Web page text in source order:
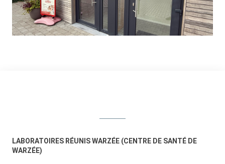
LABORATOIRES RÉUNIS WARZÉE (CENTRE DE SANTÉ DE
WARZÉE)